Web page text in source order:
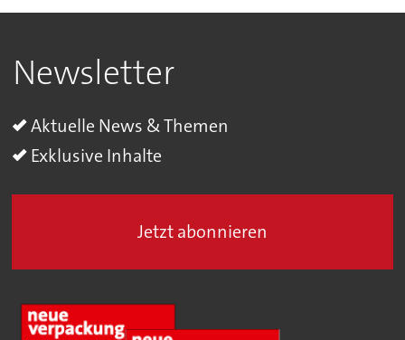
Newsletter
Aktuelle News & Themen
Exklusive Inhalte
Jetzt abonnieren